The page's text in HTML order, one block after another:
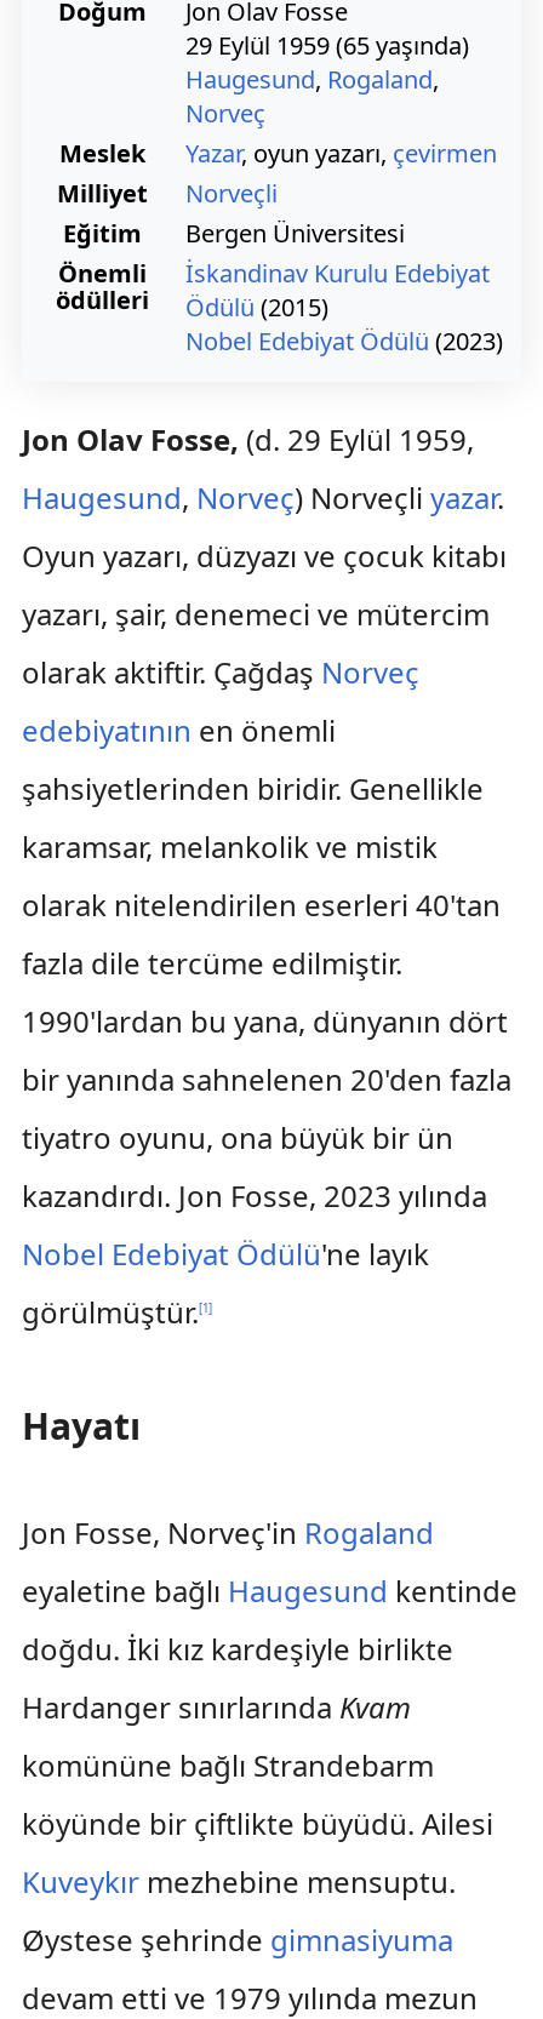
Doğum
Jon Olav Fosse
29 Eylül 1959(65 yaşında)
Haugesund, Rogaland,
Norveç
Meslek
Yazar, oyun yazarı, çevirmen
Milliyet
Norveçli
Eğitim
Bergen Üniversitesi
Önemli
ödülleri
İskandinav Kurulu Edebiyat
Ödülü (2015)
Nobel Edebiyat Ödülü (2023)
Jon Olav Fosse, (d. 29 Eylül 1959,
Haugesund, Norveç) Norveçli yazar.
Oyun yazarı, düzyazı ve çocuk kitabı
yazarı, şair, denemeci ve mütercim
olarak aktiftir. Çağdaş Norveç
edebiyatının en önemli
şahsiyetlerinden biridir. Genellikle
karamsar, melankolik ve mistik
olarak nitelendirilen eserleri 40'tan
fazla dile tercüme edilmiştir.
1990'lardan bu yana, dünyanın dört
bir yanında sahnelenen 20'den fazla
tiyatro oyunu, ona büyük bir ün
kazandırdı. Jon Fosse, 2023 yılında
Nobel Edebiyat Ödülü'ne layık
görülmüştür.[1]
Hayatı
Jon Fosse, Norveç'in Rogaland
eyaletine bağlı Haugesund kentinde
doğdu. İki kız kardeşiyle birlikte
Hardanger sınırlarında Kvam
komününe bağlı Strandebarm
köyünde bir çiftlikte büyüdü. Ailesi
Kuveykırmezhebine mensuptu.
Øystese şehrinde gimnasiyuma
devam etti ve 1979 yılında mezun